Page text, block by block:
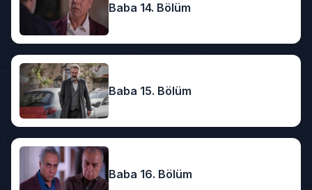
Baba 14. Bölüm
Baba 15. Bölüm
Baba 16. Bölüm